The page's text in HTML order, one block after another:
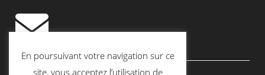
contact@quiscrap.fr
Les Fiches Techniques et les Tutos
En poursuivant votre navigation sur ce
site, vous acceptez l’utilisation de